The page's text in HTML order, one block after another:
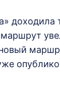
доходила